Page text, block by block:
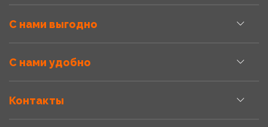
С нами выгодно
С нами удобно
Контакты